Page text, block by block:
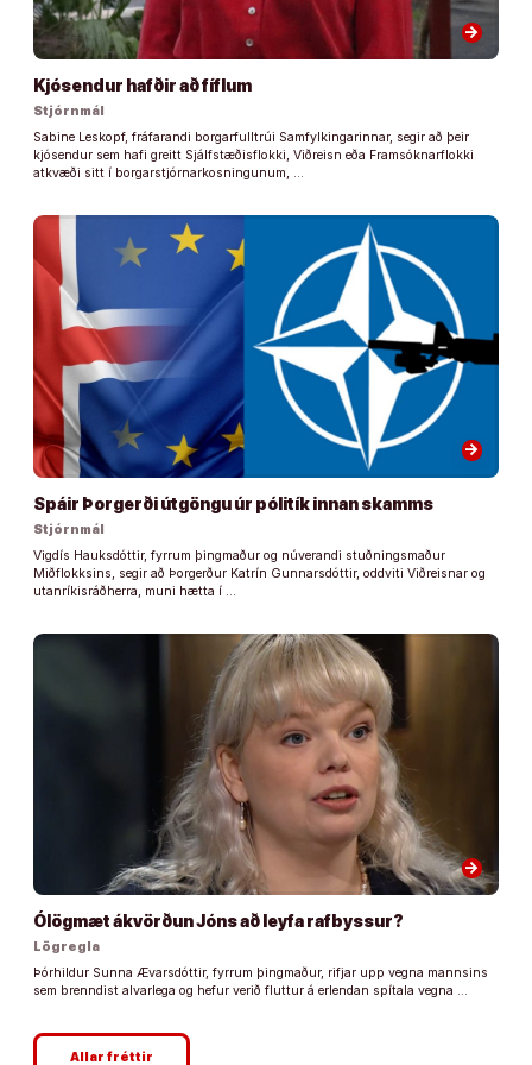
arrow_forward
Kjósendur hafðir að fíflum
Stjórnmál
Sabine Leskopf, fráfarandi borgarfulltrúi Samfylkingarinnar, segir að þeir
kjósendur sem hafi greitt Sjálfstæðisflokki, Viðreisn eða Framsóknarflokki
atkvæði sitt í borgarstjórnarkosningunum, …
arrow_forward
Spáir Þorgerði útgöngu úr pólitík innan skamms
Stjórnmál
Vigdís Hauksdóttir, fyrrum þingmaður og núverandi stuðningsmaður
Miðflokksins, segir að Þorgerður Katrín Gunnarsdóttir, oddviti Viðreisnar og
utanríkisráðherra, muni hætta í …
arrow_forward
Ólögmæt ákvörðun Jóns að leyfa rafbyssur?
Lögregla
Þórhildur Sunna Ævarsdóttir, fyrrum þingmaður, rifjar upp vegna mannsins
sem brenndist alvarlega og hefur verið fluttur á erlendan spítala vegna …
Allar fréttir